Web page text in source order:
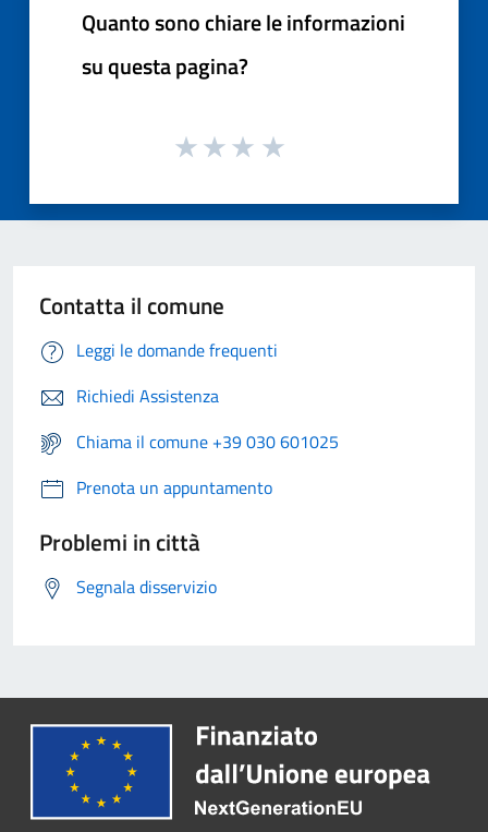
Quanto sono chiare le informazioni
su questa pagina?
Contatta il comune
Leggi le domande frequenti
Richiedi Assistenza
Chiama il comune +39 030 601025
Prenota un appuntamento
Problemi in città
Segnala disservizio